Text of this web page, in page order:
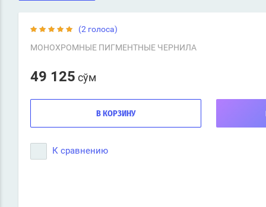
(2 голоса)
МОНОХРОМНЫЕ ПИГМЕНТНЫЕ ЧЕРНИЛА
49 125 сўм
В КОРЗИНУ
К сравнению